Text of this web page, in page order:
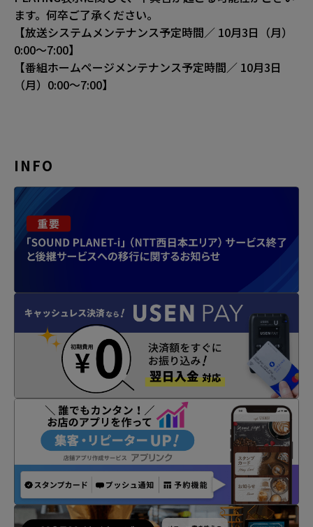
ます。何卒ご了承ください。
【放送システムメンテナンス予定時間／ 10月3日（月）
0:00〜7:00】
【番組ホームページメンテナンス予定時間／ 10月3日
（月）0:00〜7:00】
INFO